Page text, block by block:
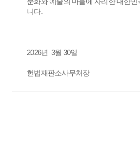
니다.
2026년 3월 30일
헌법재판소사무처장